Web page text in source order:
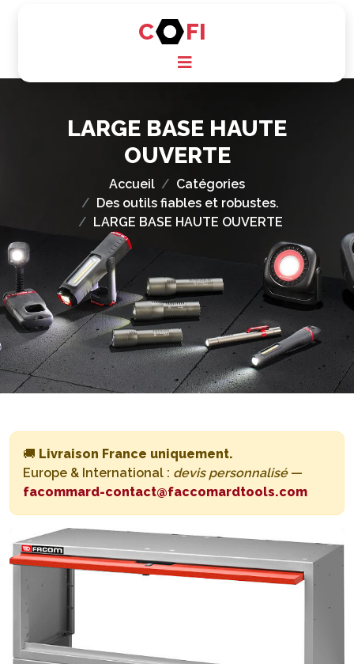
C FI
LARGE BASE HAUTE
OUVERTE
Accueil
Catégories
Des outils fiables et robustes.
LARGE BASE HAUTE OUVERTE
🚚 Livraison France uniquement.
Europe & International : devis personnalisé—
facommard-contact@faccomardtools.com